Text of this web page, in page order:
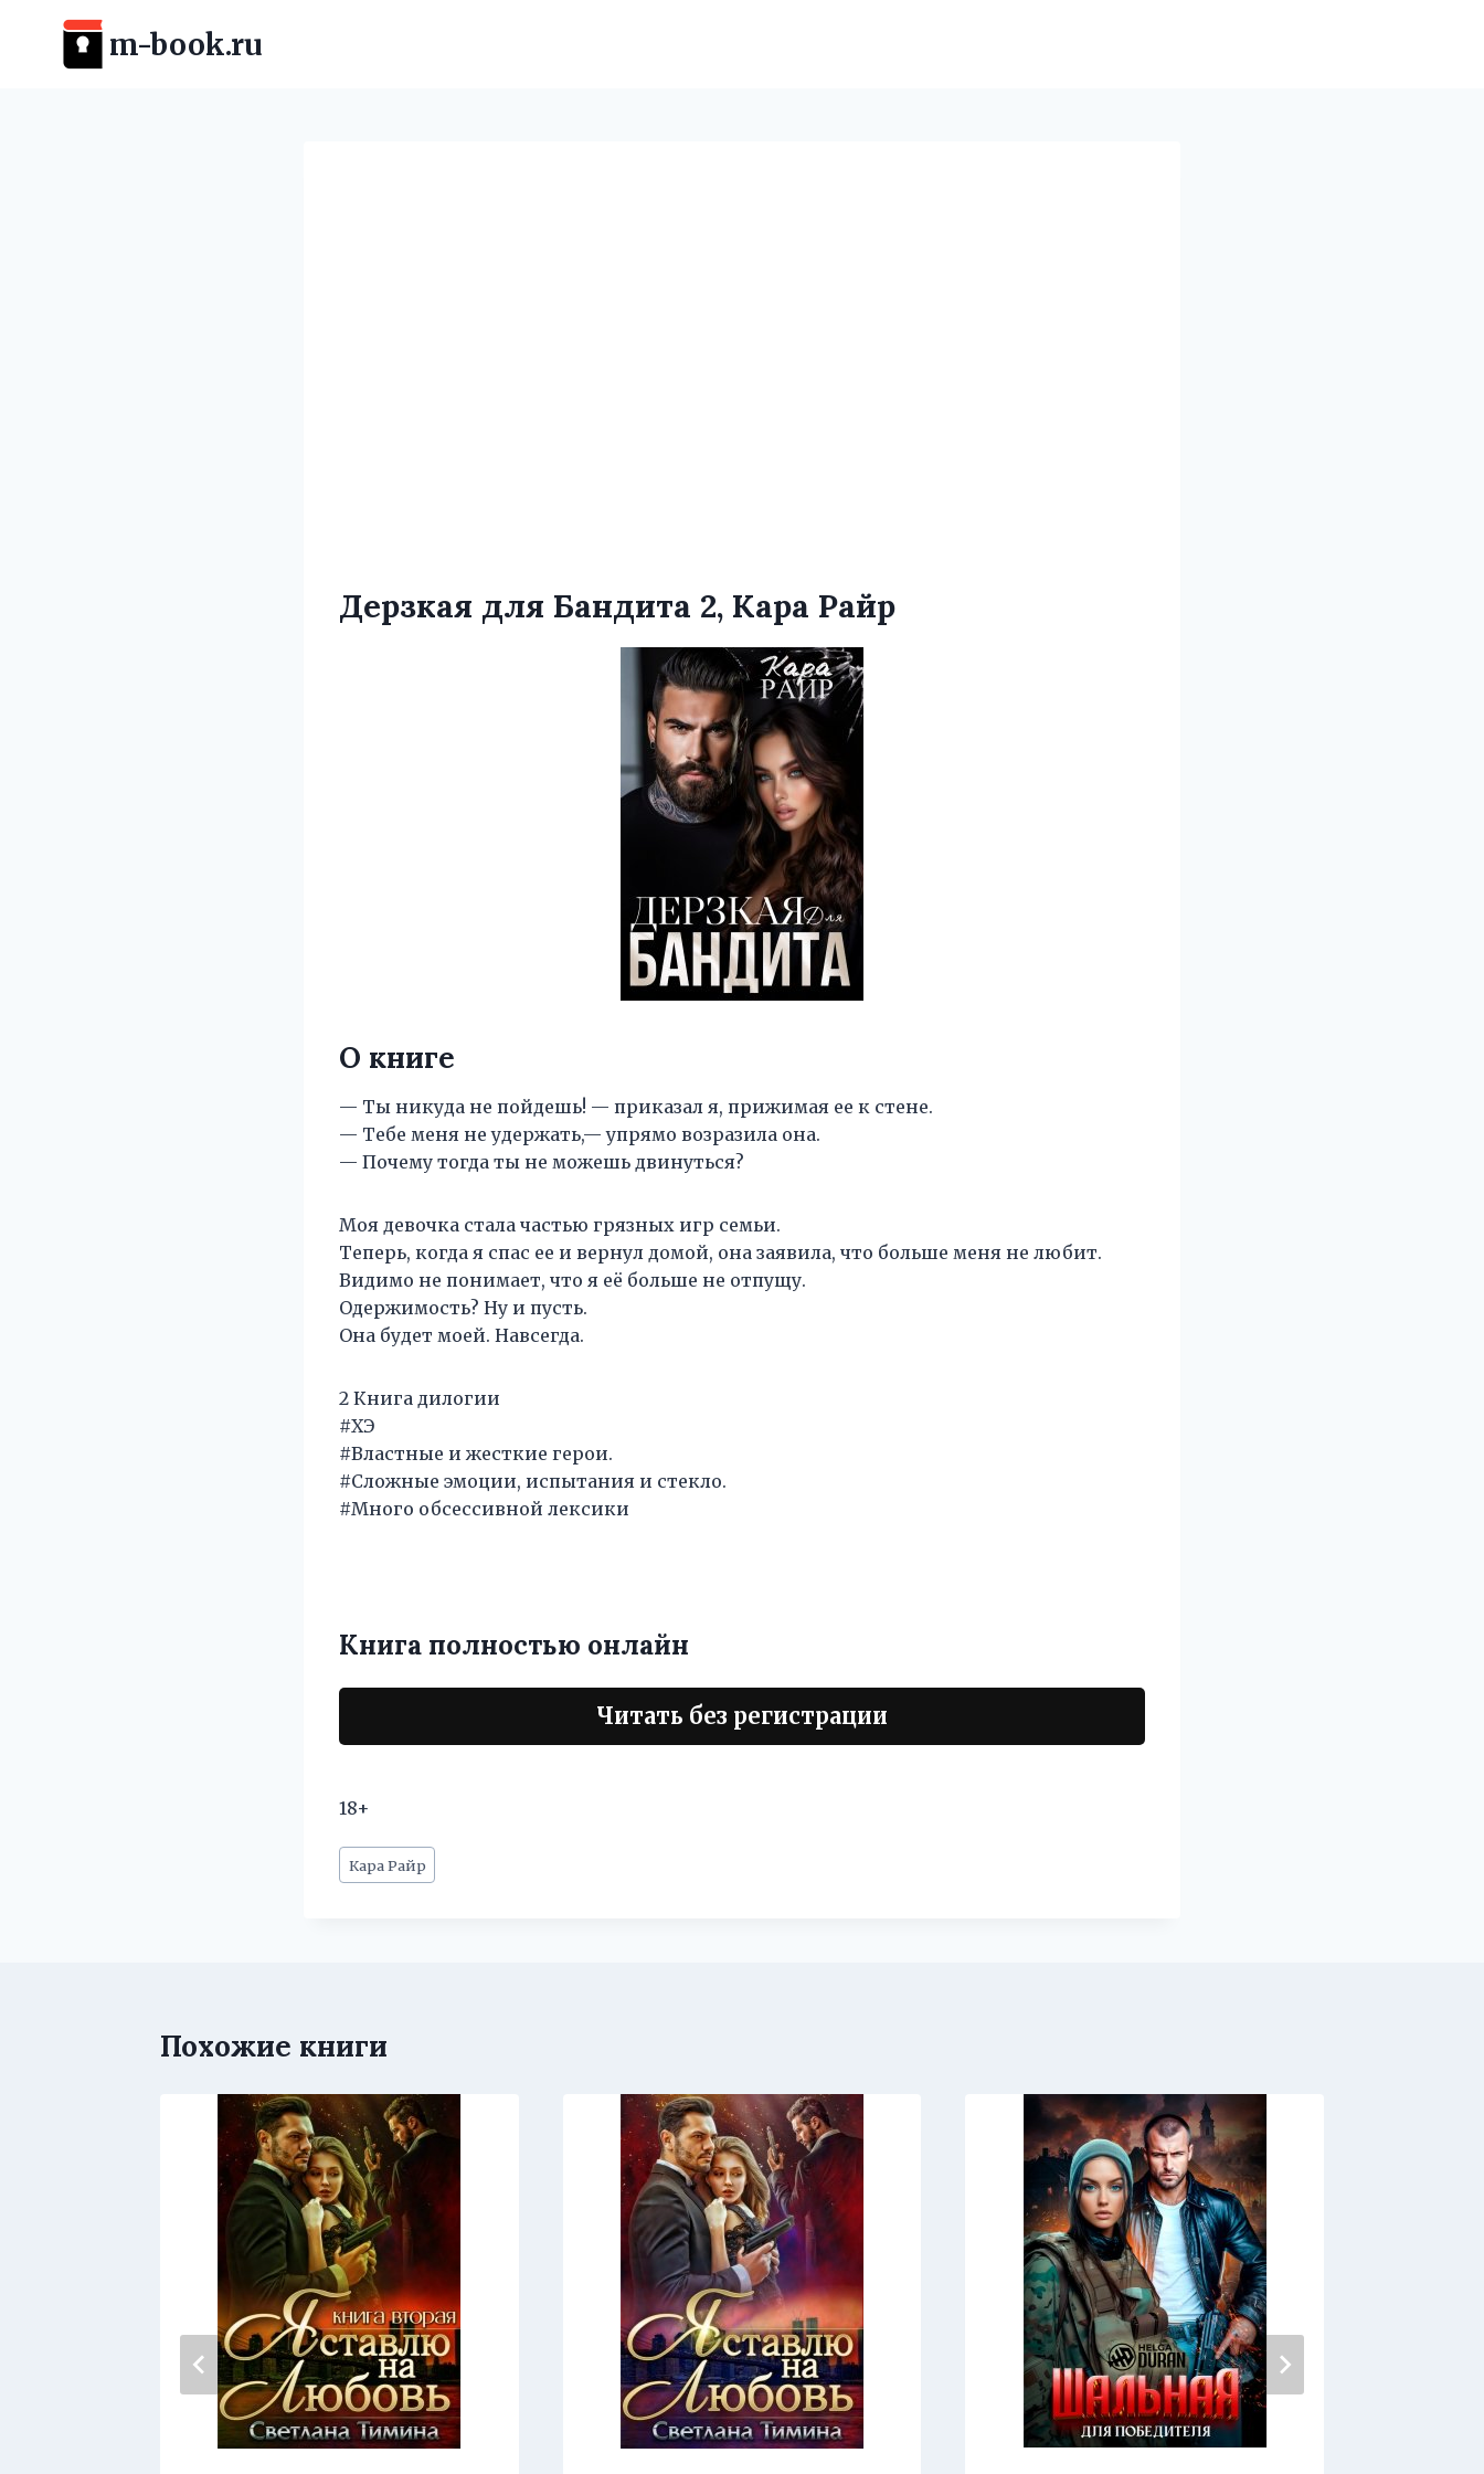
Перейти
содержимому
m-book.ru
Дерзкая для Бандита 2, Кара Райр
О книге
— Ты никуда не пойдешь! — приказал я, прижимая ее к стене.
— Тебе меня не удержать,— упрямо возразила она.
— Почему тогда ты не можешь двинуться?
Моя девочка стала частью грязных игр семьи.
Теперь, когда я спас ее и вернул домой, она заявила, что больше меня не любит.
Видимо не понимает, что я её больше не отпущу.
Одержимость? Ну и пусть.
Она будет моей. Навсегда.
2 Книга дилогии
#ХЭ
#Властные и жесткие герои.
#Сложные эмоции, испытания и стекло.
#Много обсессивной лексики
Книга полностью онлайн
Читать без регистрации
18+
Метки
записи:
Кара Райр
Похожие книги